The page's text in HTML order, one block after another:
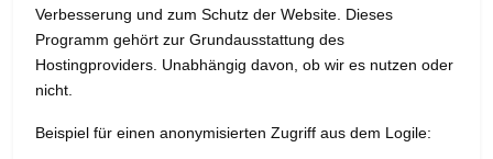
Verbesserung und zum Schutz der Website. Dieses
Programm gehört zur Grundausstattung des
Hostingproviders. Unabhängig davon, ob wir es nutzen oder
nicht.
Beispiel für einen anonymisierten Zugriff aus dem Logile: